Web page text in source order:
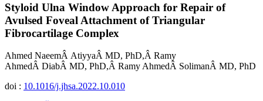
Styloid Ulna Window Approach for Repair of
Avulsed Foveal Attachment of Triangular
Fibrocartilage Complex
Ahmed NaeemÂ AtiyyaÂ MD, PhD,Â Ramy
AhmedÂ DiabÂ MD, PhD,Â Ramy AhmedÂ SolimanÂ MD, PhD
doi : 10.1016/j.jhsa.2022.10.010